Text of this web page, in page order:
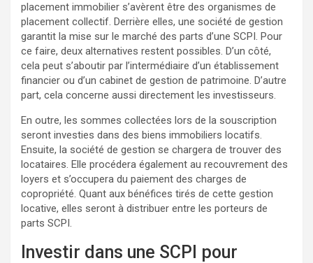
placement immobilier s’avèrent être des organismes de
placement collectif. Derrière elles, une société de gestion
garantit la mise sur le marché des parts d’une SCPI. Pour
ce faire, deux alternatives restent possibles. D’un côté,
cela peut s’aboutir par l’intermédiaire d’un établissement
financier ou d’un cabinet de gestion de patrimoine. D’autre
part, cela concerne aussi directement les investisseurs.
En outre, les sommes collectées lors de la souscription
seront investies dans des biens immobiliers locatifs.
Ensuite, la société de gestion se chargera de trouver des
locataires. Elle procédera également au recouvrement des
loyers et s’occupera du paiement des charges de
copropriété. Quant aux bénéfices tirés de cette gestion
locative, elles seront à distribuer entre les porteurs de
parts SCPI.
Investir dans une SCPI pour